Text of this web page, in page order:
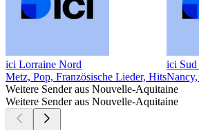
ici Lorraine Nord
Metz, Pop, Französische Lieder, Hits
ici
Weitere Sender aus Nouvelle-Aquitaine
Weitere Sender aus Nouvelle-Aquitaine